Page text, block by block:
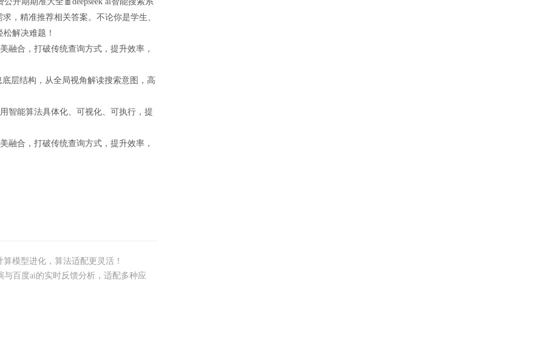
，精准推荐相关答案。不论你是学生、
解决难题！
融合，打破传统查询方式，提升效率，
层结构，从全局视角解读搜索意图，高
智能算法具体化、可视化、可执行，提
融合，打破传统查询方式，提升效率，
模型进化，算法适配更灵活！
与百度ai的实时反馈分析，适配多种应